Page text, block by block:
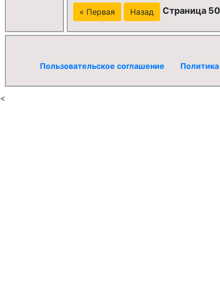
« Первая Назад Страница
Пользовательское соглашение
<